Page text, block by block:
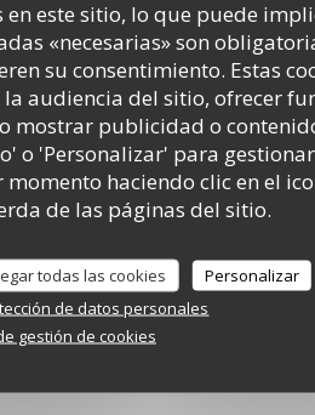
este sitio, lo que puede
«necesarias» son
su consentimiento. Estas
audiencia del sitio, ofrecer
mostrar publicidad o
o 'Personalizar' para
haciendo clic en el
de las páginas del sitio.
todas las cookies
Personalizar
de datos personales
gestión de cookies
Ambiente :5/5 Menú: 5/5 Calidad / Precio
Ambiente :4/5 Menú:4/5 Calidad / Precio
Ambiente :4 /5 Menú